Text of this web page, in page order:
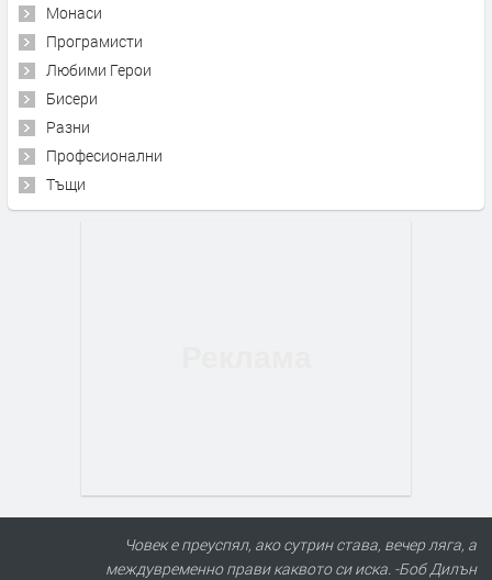
Монаси
Програмисти
Любими Герои
Бисери
Разни
Професионални
Тъщи
Човек е преуспял, ако сутрин става, вечер ляга, а
междувременно прави каквото си иска. -Боб Дилън